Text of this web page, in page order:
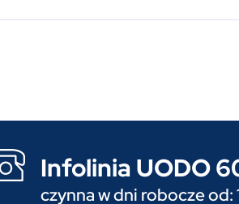
Infolinia UODO
czynna w dni robocze